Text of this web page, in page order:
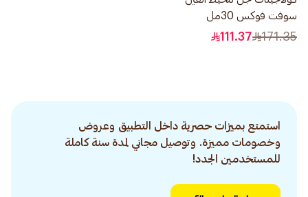
سوفت فوكس 30مل
171.35
111.37
استمتع بميزات حصرية داخل التطبيق وعروض
وخصومات مميزة. وتوصيل مجاني لمدة سنة كاملة
للمستخدمين الجدد!